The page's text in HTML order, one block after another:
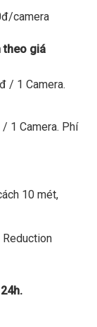
camera
theo giá
/ 1 Camera.
1 Camera. Phí
10 mét,